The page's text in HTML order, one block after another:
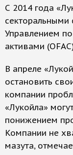
С 2014 года
Управлением
активами
В апреле
остановить
компании
«Лукойла»
понижением
Компании не
мазута,